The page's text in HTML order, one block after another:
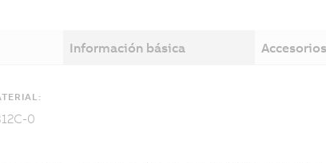
Información básica Accesorios
0